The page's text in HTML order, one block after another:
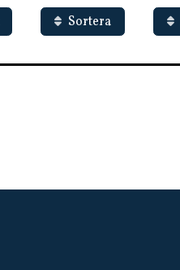
Sortera